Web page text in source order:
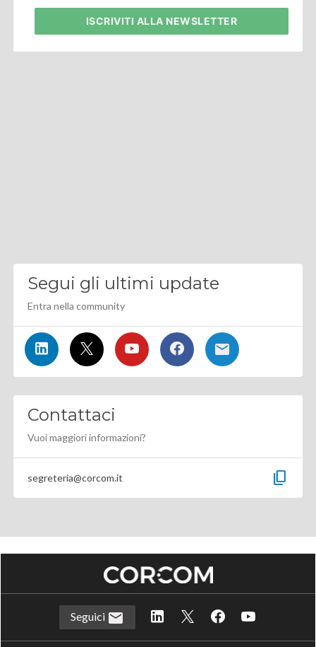
ISCRIVITI ALLA NEWSLETTER
Segui gli ultimi update
Entra nella community
Contattaci
Vuoi maggiori informazioni?
segreteria@corcom.it content_copy
Seguici